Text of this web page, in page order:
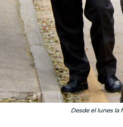
Desde el lunes la